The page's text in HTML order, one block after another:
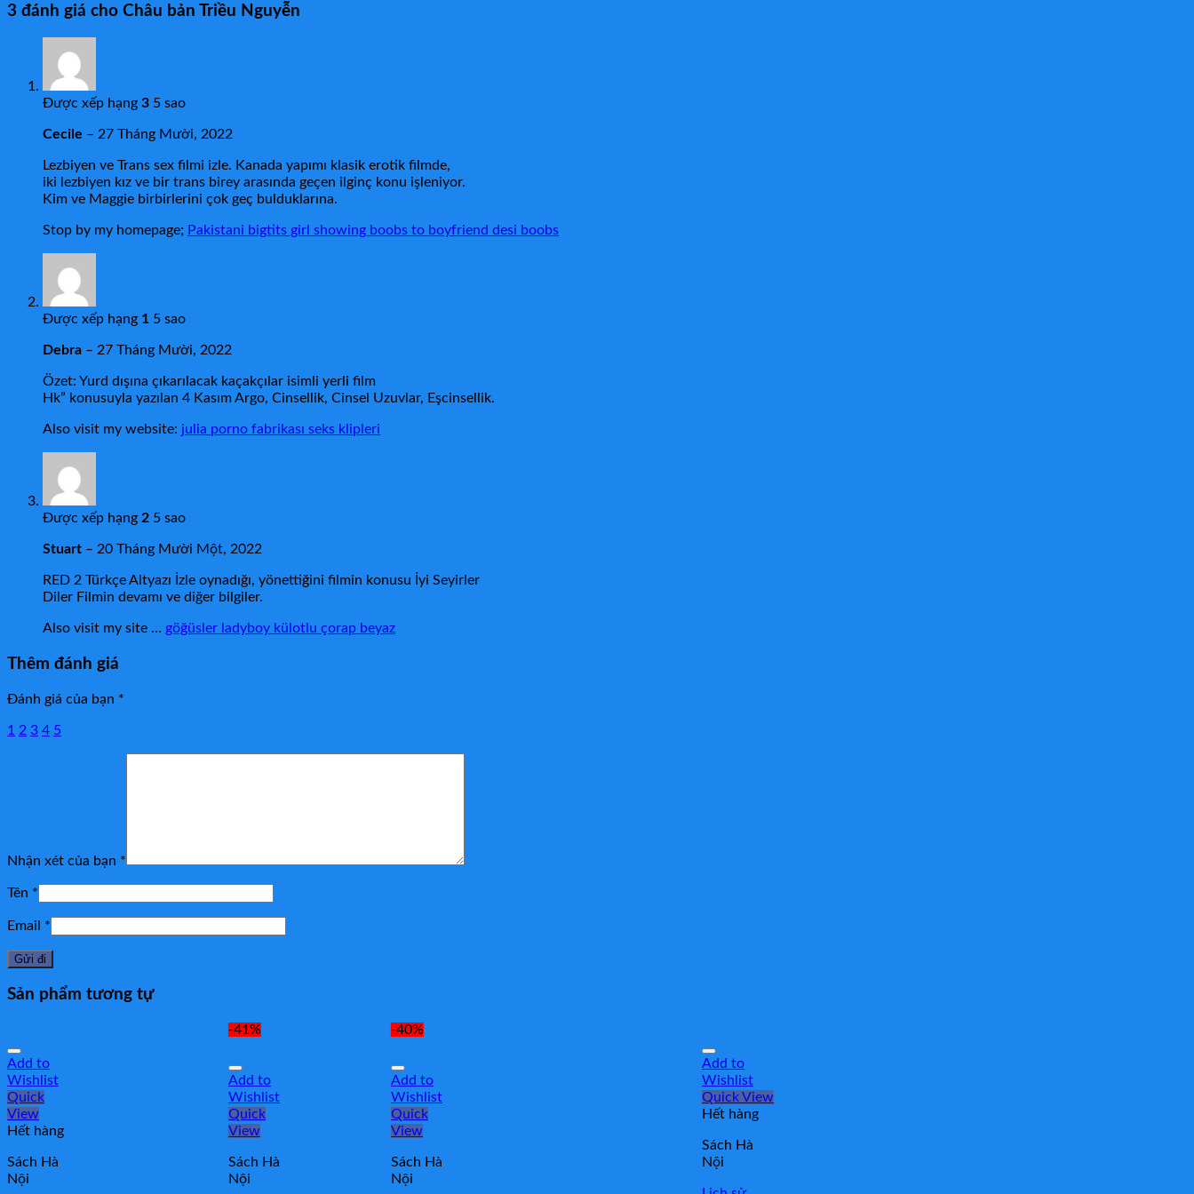
3 đánh giá cho Châu bản Triều Nguyễn
Được xếp hạng 3 5 sao
Cecile – 27 Tháng Mười, 2022
Lezbiyen ve Trans sex filmi izle. Kanada yapımı klasik erotik filmde,
iki lezbiyen kız ve bir trans birey arasında geçen ilginç konu işleniyor.
Kim ve Maggie birbirlerini çok geç bulduklarına.
Stop by my homepage; Pakistani bigtits girl showing boobs to boyfriend desi boobs
Được xếp hạng 1 5 sao
Debra – 27 Tháng Mười, 2022
Özet: Yurd dışına çıkarılacak kaçakçılar isimli yerli film
Hk” konusuyla yazılan 4 Kasım Argo, Cinsellik, Cinsel Uzuvlar, Eşcinsellik.
Also visit my website: julia porno fabrikası seks klipleri
Được xếp hạng 2 5 sao
Stuart – 20 Tháng Mười Một, 2022
RED 2 Türkçe Altyazı İzle oynadığı, yönettiğini filmin konusu İyi Seyirler
Diler Filmin devamı ve diğer bilgiler.
Also visit my site … göğüsler ladyboy külotlu çorap beyaz
Thêm đánh giá
Đánh giá của bạn *
1 2 3 4 5
Nhận xét của bạn *
Tên *
Email *
Sản phẩm tương tự
Add to
Wishlist
Quick
View
Hết hàng
Sách Hà
Nội
-41%
Add to
Wishlist
Quick
View
Sách Hà
Nội
-40%
Add to
Wishlist
Quick
View
Sách Hà
Nội
Add to
Wishlist
Quick View
Hết hàng
Sách Hà
Nội